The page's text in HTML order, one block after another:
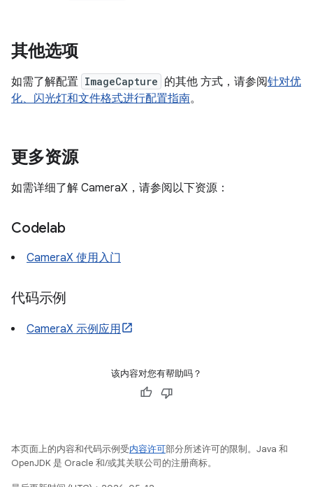
其他选项
如需了解配置 ImageCapture 的其他 方式，请参阅针对优
化、闪光灯和文件格式进行配置指南。
更多资源
如需详细了解 CameraX，请参阅以下资源：
Codelab
CameraX 使用入门
代码示例
CameraX 示例应用
该内容对您有帮助吗？
本页面上的内容和代码示例受内容许可部分所述许可的限制。Java 和
OpenJDK 是 Oracle 和/或其关联公司的注册商标。